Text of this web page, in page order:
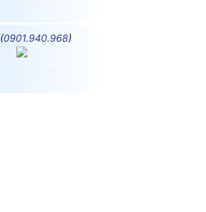
(0901.940.968)